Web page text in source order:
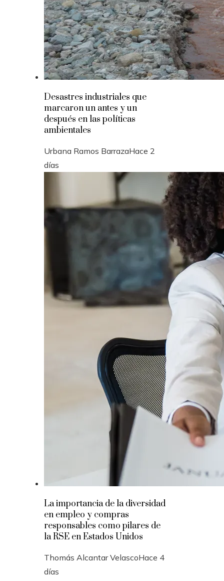
Desastres industriales que
marcaron un antes y un
después en las políticas
ambientales
Urbana Ramos BarrazaHace 2
días
La importancia de la diversidad
en empleo y compras
responsables como pilares de
la RSE en Estados Unidos
Thomás Alcantar VelascoHace 4
días